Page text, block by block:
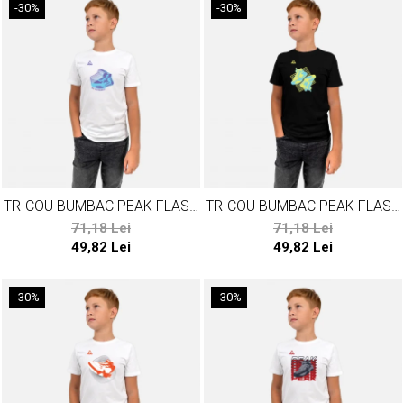
-30%
TRICOU BUMBAC PEAK FLASH
ALB
71,18 Lei
49,82 Lei
-30%
TRICOU BUMBAC PEAK FLASH
NEGRU
71,18 Lei
49,82 Lei
-30% -30%